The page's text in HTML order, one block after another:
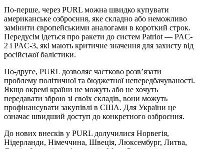
По-перше, через PURL можна швидко купувати
американське озброєння, яке складно або неможливо
замінити європейськими аналогами в короткий строк.
Передусім ідеться про ракети до систем Patriot — PAC-
2 і PAC-3, які мають критичне значення для захисту від
російської балістики.
По-друге, PURL дозволяє частково розв’язати
проблему політичної та бюджетної непередбачуваності.
Якщо окремі країни не можуть або не хочуть
передавати зброю зі своїх складів, вони можуть
профінансувати закупівлі в США. Для України це
означає швидший доступ до конкретного озброєння.
До нових внесків у PURL долучилися Норвегія,
Нідерланди, Німеччина, Швеція, Люксембург, Литва,